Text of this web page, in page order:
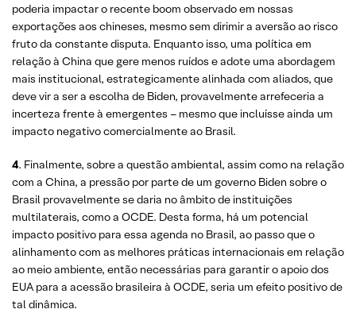
poderia impactar o recente boom observado em nossas
exportações aos chineses, mesmo sem dirimir a aversão ao risco
fruto da constante disputa. Enquanto isso, uma política em
relação à China que gere menos ruídos e adote uma abordagem
mais institucional, estrategicamente alinhada com aliados, que
deve vir a ser a escolha de Biden, provavelmente arrefeceria a
incerteza frente à emergentes – mesmo que incluísse ainda um
impacto negativo comercialmente ao Brasil.
4. Finalmente, sobre a questão ambiental, assim como na relação
com a China, a pressão por parte de um governo Biden sobre o
Brasil provavelmente se daria no âmbito de instituições
multilaterais, como a OCDE. Desta forma, há um potencial
impacto positivo para essa agenda no Brasil, ao passo que o
alinhamento com as melhores práticas internacionais em relação
ao meio ambiente, então necessárias para garantir o apoio dos
EUA para a acessão brasileira à OCDE, seria um efeito positivo de
tal dinâmica.